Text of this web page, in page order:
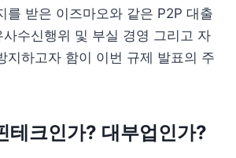
를 받은 이즈마오와 같은 P2P 대출
수신행위 및 부실 경영 그리고 자
지하고자 함이 이번 규제 발표의 주
테크인가? 대부업인가?